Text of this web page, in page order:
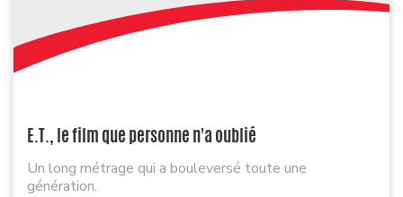
E.T., le film que personne n'a oublié
Un long métrage qui a bouleversé toute une
génération.